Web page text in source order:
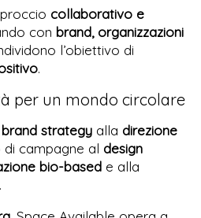
collaborativo e
con brand, organizzazioni
l’obiettivo di
.
per un mondo circolare
brand strategy alla direzione
di campagne al design
bio-based e alla
.